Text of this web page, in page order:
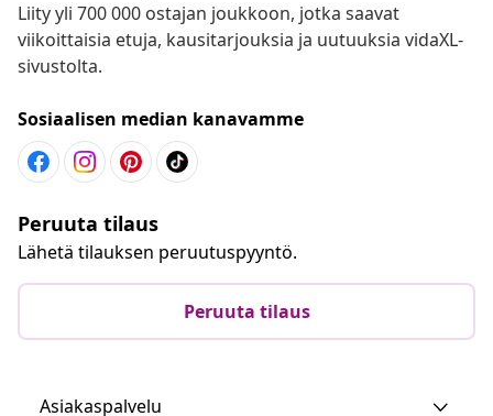
Liity yli 700 000 ostajan joukkoon, jotka saavat
viikoittaisia etuja, kausitarjouksia ja uutuuksia vidaXL-
sivustolta.
Sosiaalisen median kanavamme
Peruuta tilaus
Lähetä tilauksen peruutuspyyntö.
Peruuta tilaus
Asiakaspalvelu